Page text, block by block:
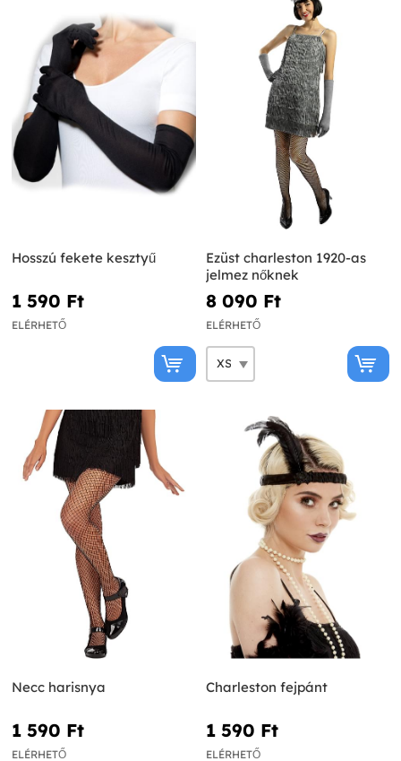
Hosszú fekete kesztyű
1 590 Ft‎
ELÉRHETŐ
Ezüst charleston 1920-as
jelmez nőknek
8 090 Ft‎
ELÉRHETŐ
Necc harisnya
1 590 Ft‎
ELÉRHETŐ
Charleston fejpánt
1 590 Ft‎
ELÉRHETŐ